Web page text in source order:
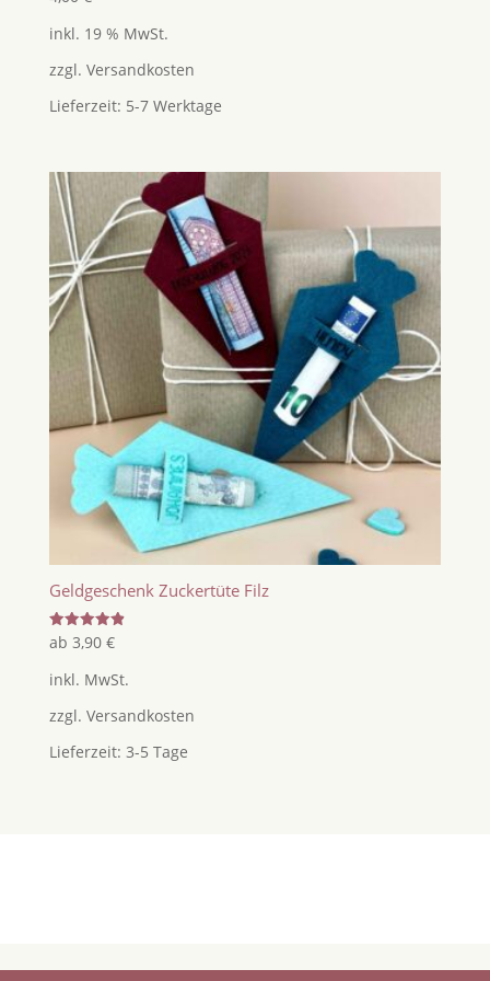
mit
von 5
inkl. 19 % MwSt.
zzgl. Versandkosten
Lieferzeit: 5-7 Werktage
Geldgeschenk Zuckertüte Filz
Bewertet
mit
von 5
ab 3,90 €
inkl. MwSt.
zzgl. Versandkosten
Lieferzeit: 3-5 Tage